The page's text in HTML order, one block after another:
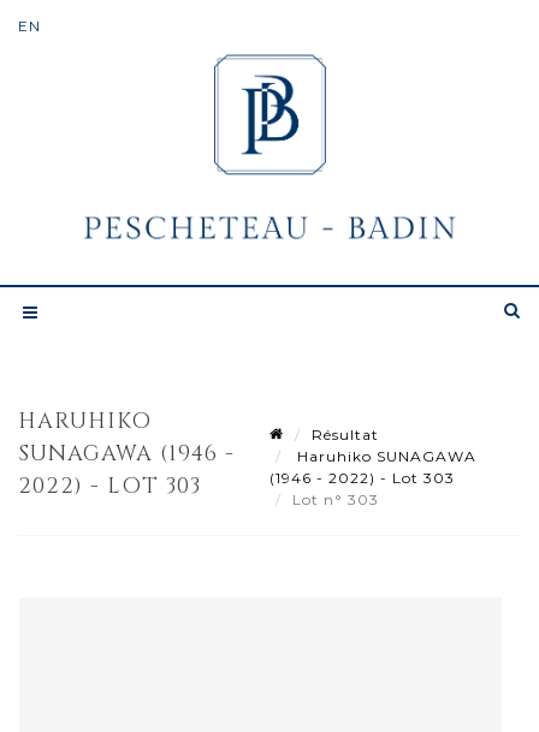
HARUHIKO
SUNAGAWA (1946 -
2022) - LOT 303
Résultat
Haruhiko SUNAGAWA
(1946 - 2022) - Lot 303
Lot n° 303